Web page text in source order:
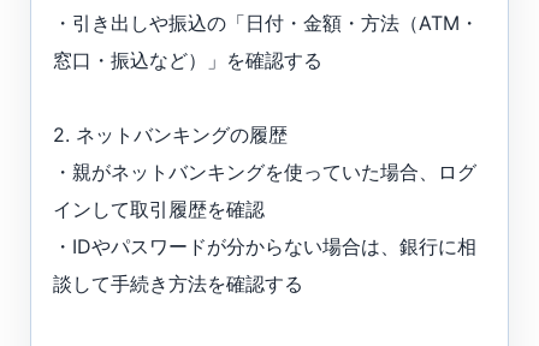
・引き出しや振込の「日付・金額・方法（ATM・
窓口・振込など）」を確認する
2. ネットバンキングの履歴
・親がネットバンキングを使っていた場合、ログ
インして取引履歴を確認
・IDやパスワードが分からない場合は、銀行に相
談して手続き方法を確認する